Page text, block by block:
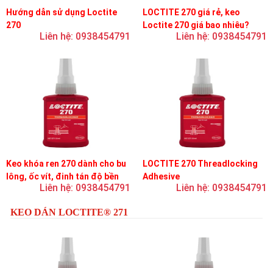
Hướng dẫn sử dụng Loctite
270
Liên hệ: 0938454791
LOCTITE 270 giá rẻ, keo
Loctite 270 giá bao nhiêu?
Liên hệ: 0938454791
Keo khóa ren 270 dành cho bu
lông, ốc vít, đinh tán độ bền
cao, khóa vĩnh viễn
Liên hệ: 0938454791
LOCTITE 270 Threadlocking
Adhesive
Liên hệ: 0938454791
KEO DÁN LOCTITE® 271